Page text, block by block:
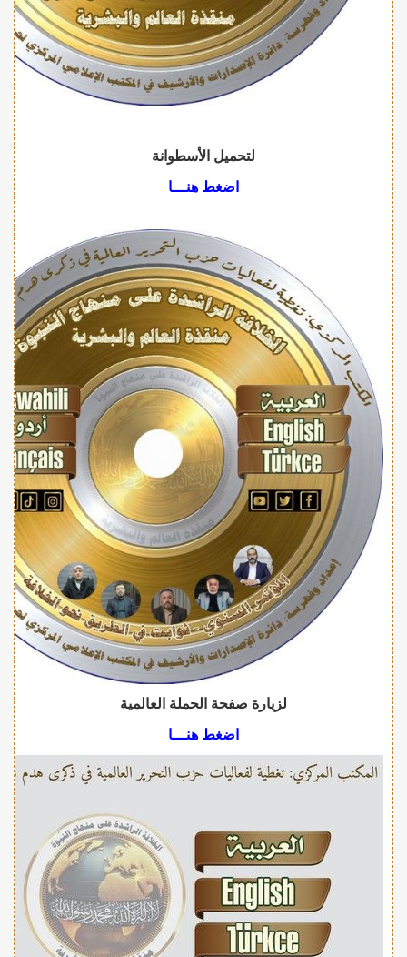
لتحميل الأسطوانة
اضغط هنـــا
لزيارة صفحة الحملة العالمية
اضغط هنـــا